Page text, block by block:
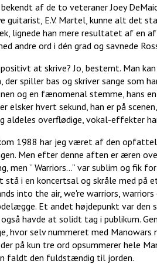
af de to veteraner Joey
guitarist, E.V. Martel, kunne alt det
lignede han mere resultatet af en
andre ord i dén grad og savnede
at skrive? Jo, bestemt. Man
der spiller bas og skriver sange som
og en fænomenal stemme, hans
elsker hvert sekund, han er på
aldeles overflødige, vokal-effekter
1988 har jeg været af den
Men efter denne aften er æren
men ” Warriors…” var sublim og fik
i en koncertsal og skråle med på
into the air, we're warriors,
Et andet højdepunkt var den
havde at solidt tag i publikum.
hvor selv nummeret med Manowars
på kun tre ord opsummerer hele
faldt den fuldstændig til jorden.